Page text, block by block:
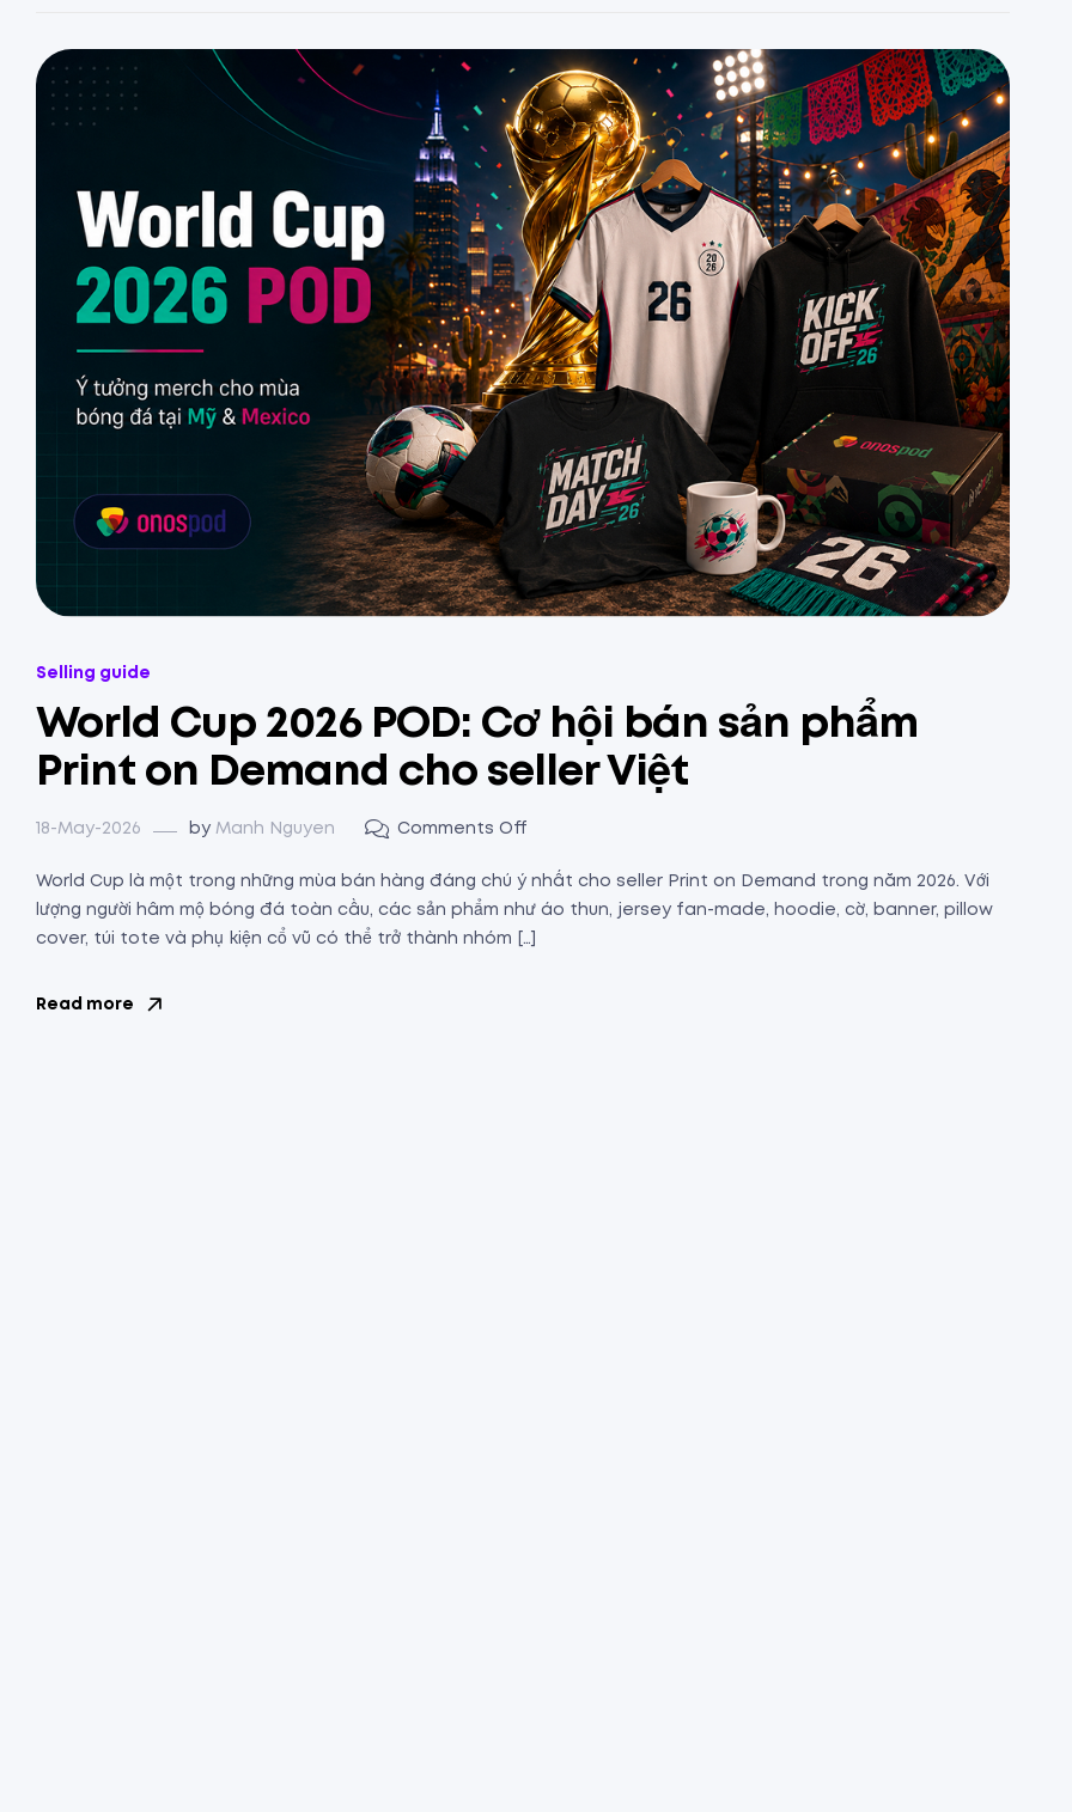
Selling guide
World Cup 2026 POD: Cơ hội bán sản phẩm
Print on Demand cho seller Việt
18-May-2026 by Manh Nguyen Comments Off
World Cup là một trong những mùa bán hàng đáng chú ý nhất cho seller Print on Demand trong năm 2026. Với
lượng người hâm mộ bóng đá toàn cầu, các sản phẩm như áo thun, jersey fan-made, hoodie, cờ, banner, pillow
cover, túi tote và phụ kiện cổ vũ có thể trở thành nhóm […]
Read more